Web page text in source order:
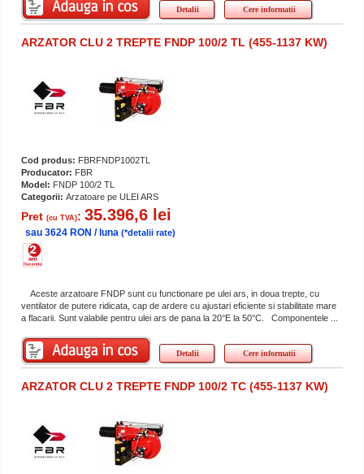
Detalii Cere informatii
ARZATOR CLU 2 TREPTE FNDP 100/2 TL (455-1137 KW)
Cod produs: FBRFNDP1002TL
Producator: FBR
Model: FNDP 100/2 TL
Categorii: Arzatoare pe ULEI ARS
Pret (cu TVA): 35.396,6 lei
sau 3624 RON / luna (*detalii rate)
Aceste arzatoare FNDP sunt cu functionare pe ulei ars, in doua trepte, cu
ventilator de putere ridicata, cap de ardere cu ajustari eficiente si stabilitate mare
a flacarii. Sunt valabile pentru ulei ars de pana la 20°E la 50°C. Componentele ...
Detalii Cere informatii
ARZATOR CLU 2 TREPTE FNDP 100/2 TC (455-1137 KW)